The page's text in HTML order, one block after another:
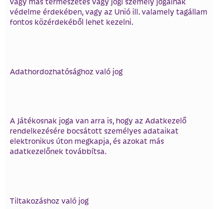
védelme érdekében, vagy az Unió ill. valamely tagállam
fontos közérdekéből lehet kezelni.
Adathordozhatósághoz való jog
A Játékosnak joga van arra is, hogy az Adatkezelő
rendelkezésére bocsátott személyes adataikat
elektronikus úton megkapja, és azokat más
adatkezelőnek továbbítsa.
Tiltakozáshoz való jog